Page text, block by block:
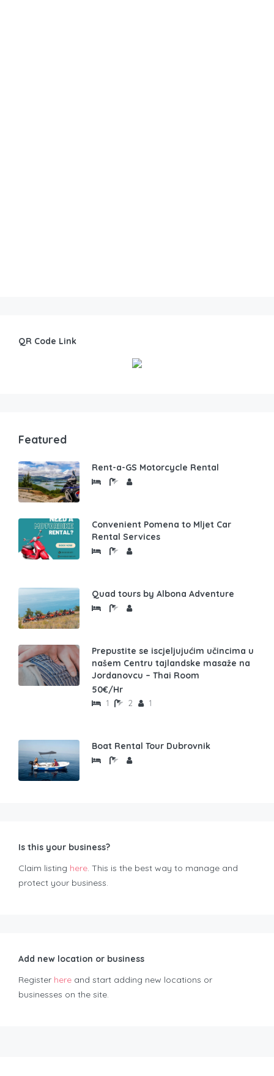
QR Code Link
Featured
Rent-a-GS Motorcycle Rental
Convenient Pomena to Mljet Car
Rental Services
Quad tours by Albona Adventure
Prepustite se iscjeljujućim učincima u
našem Centru tajlandske masaže na
Jordanovcu – Thai Room
50€/Hr
1 2 1
Boat Rental Tour Dubrovnik
Is this your business?
Claim listing here. This is the best way to manage and
protect your business.
Add new location or business
Register here and start adding new locations or
businesses on the site.